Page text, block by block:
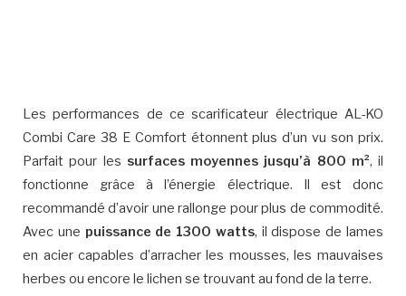
Les performances de ce scarificateur électrique AL-KO
Combi Care 38 E Comfort étonnent plus d’un vu son prix.
Parfait pour les surfaces moyennes jusqu’à 800 m², il
fonctionne grâce à l’énergie électrique. Il est donc
recommandé d’avoir une rallonge pour plus de commodité.
Avec une puissance de 1300 watts, il dispose de lames
en acier capables d’arracher les mousses, les mauvaises
herbes ou encore le lichen se trouvant au fond de la terre.